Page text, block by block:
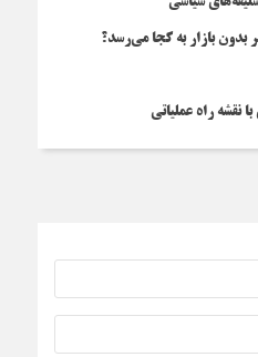
بدون بازار به کجا می‌رسد؟
نقشه راه عملیاتی